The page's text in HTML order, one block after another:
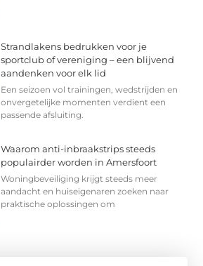
Strandlakens bedrukken voor je
sportclub of vereniging – een blijvend
aandenken voor elk lid
Een seizoen vol trainingen, wedstrijden en
onvergetelijke momenten verdient een
passende afsluiting.
Waarom anti-inbraakstrips steeds
populairder worden in Amersfoort
Woningbeveiliging krijgt steeds meer
aandacht en huiseigenaren zoeken naar
praktische oplossingen om